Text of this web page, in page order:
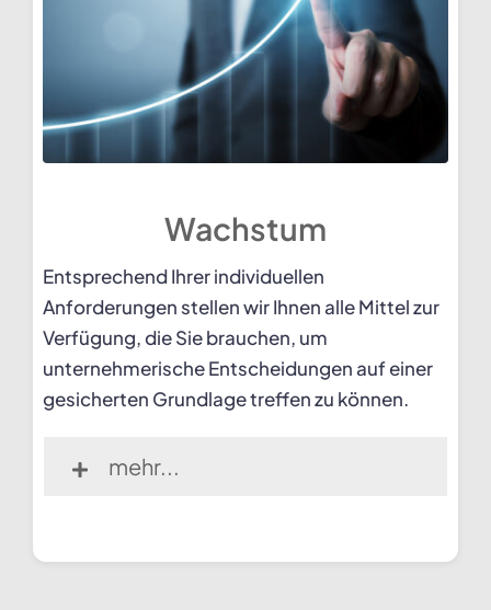
Wachstum
Entsprechend Ihrer individuellen
Anforderungen stellen wir Ihnen alle Mittel zur
Verfügung, die Sie brauchen, um
unternehmerische Entscheidungen auf einer
gesicherten Grundlage treffen zu können.
mehr...